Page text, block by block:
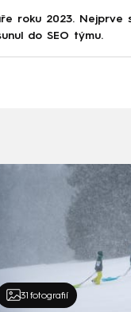
roku 2023. Nejprve
do SEO týmu.
31 fotografií